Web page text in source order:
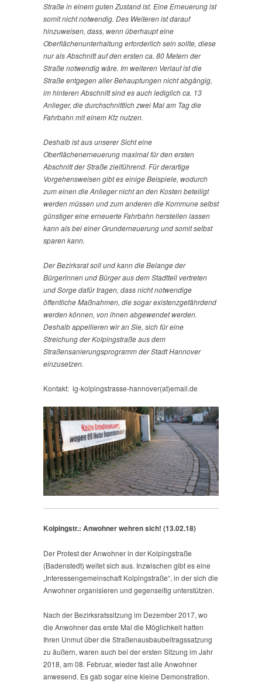
Straße in einem guten Zustand ist. Eine Erneuerung ist
somit nicht notwendig. Des Weiteren ist darauf
hinzuweisen, dass, wenn überhaupt eine
Oberflächenunterhaltung erforderlich sein sollte, diese
nur als Abschnitt auf den ersten ca. 80 Metern der
Straße notwendig wäre. Im weiteren Verlauf ist die
Straße entgegen aller Behauptungen nicht abgängig,
im hinteren Abschnitt sind es auch lediglich ca. 13
Anlieger, die durchschnittlich zwei Mal am Tag die
Fahrbahn mit einem Kfz nutzen.
Deshalb ist aus unserer Sicht eine
Oberflächenerneuerung maximal für den ersten
Abschnitt der Straße zielführend. Für derartige
Vorgehensweisen gibt es einige Beispiele, wodurch
zum einen die Anlieger nicht an den Kosten beteiligt
werden müssen und zum anderen die Kommune selbst
günstiger eine erneuerte Fahrbahn herstellen lassen
kann als bei einer Grunderneuerung und somit selbst
sparen kann.
Der Bezirksrat soll und kann die Belange der
Bürgerinnen und Bürger aus dem Stadtteil vertreten
und Sorge dafür tragen, dass nicht notwendige
öffentliche Maßnahmen, die sogar existenzgefährdend
werden können, von ihnen abgewendet werden.
Deshalb appellieren wir an Sie, sich für eine
Streichung der Kolpingstraße aus dem
Straßensanierungsprogramm der Stadt Hannover
einzusetzen.
Kontakt: ig-kolpingstrasse-hannover(at)email.de
Kolpingstr.: Anwohner wehren sich! (13.02.18)
Der Protest der Anwohner in der Kolpingstraße
(Badenstedt) weitet sich aus. Inzwischen gibt es eine
„Interessengemeinschaft Kolpingstraße“, in der sich die
Anwohner organisieren und gegenseitig unterstützen.
Nach der Bezirksratssitzung im Dezember 2017, wo
die Anwohner das erste Mal die Möglichkeit hatten
Ihren Unmut über die Straßenausbaubeitragssatzung
zu äußern, waren auch bei der ersten Sitzung im Jahr
2018, am 08. Februar, wieder fast alle Anwohner
anwesend. Es gab sogar eine kleine Demonstration.